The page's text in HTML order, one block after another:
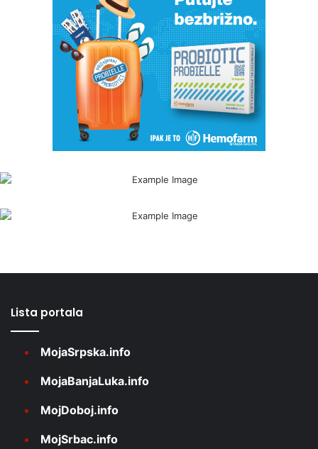
Lista portala
MojaSrpska.info
MojaBanjaLuka.info
MojDoboj.info
MojSrbac.info